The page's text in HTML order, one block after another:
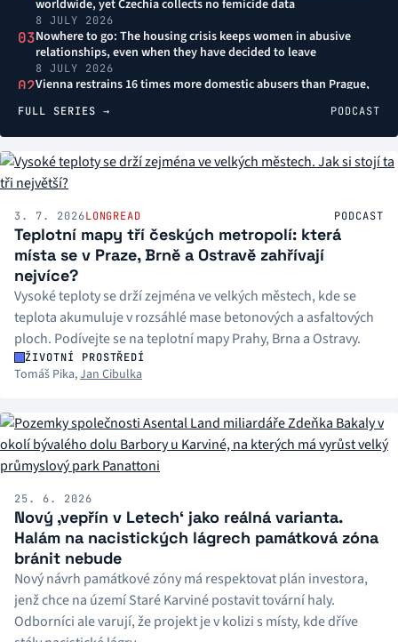
worldwide, yet Czechia collects no femicide data
8 JULY 2026
03Nowhere to go: The housing crisis keeps women in abusive
relationships, even when they have decided to leave
8 JULY 2026
02Vienna restrains 16 times more domestic abusers than Prague,
8 JULY 2026
01
8 JULY 2026
FULL SERIES → PODCAST
3. 7. 2026LONGREAD PODCAST
Teplotní mapy tří českých metropolí: která
místa se v Praze, Brně a Ostravě zahřívají
nejvíce?
Vysoké teploty se drží zejména ve velkých městech, kde se
teplota akumuluje v rozsáhlé mase betonových a asfaltových
ploch. Podívejte se na teplotní mapy Prahy, Brna a Ostravy.
ŽIVOTNÍ PROSTŘEDÍ
Tomáš Pika,Jan Cibulka
25. 6. 2026
Nový ‚vepřín v Letech‘ jako reálná varianta.
Halám na nacistických lágrech památková zóna
bránit nebude
Nový návrh památkové zóny má respektovat plán investora,
jenž chce na území Staré Karviné postavit tovární haly.
Odborníci ale varují, že projekt je v kolizi s místy, kde dříve